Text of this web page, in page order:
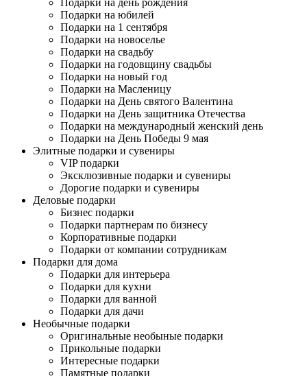
Подарки на день рождения
Подарки на юбилей
Подарки на 1 сентября
Подарки на новоселье
Подарки на свадьбу
Подарки на годовщину свадьбы
Подарки на новый год
Подарки на Масленицу
Подарки на День святого Валентина
Подарки на День защитника Отечества
Подарки на международный женский день
Подарки на День Победы 9 мая
Элитные подарки и сувениры
VIP подарки
Эксклюзивные подарки и сувениры
Дорогие подарки и сувениры
Деловые подарки
Бизнес подарки
Подарки партнерам по бизнесу
Корпоративные подарки
Подарки от компании сотрудникам
Подарки для дома
Подарки для интерьера
Подарки для кухни
Подарки для ванной
Подарки для дачи
Необычные подарки
Оригинальные необыные подарки
Прикольные подарки
Интересные подарки
Памятные подарки